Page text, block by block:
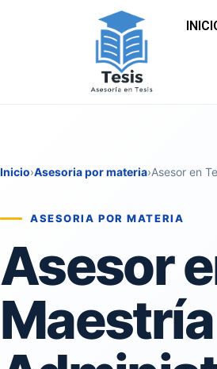
Inicio›Asesoria por materia›Asesor en
ASESORIA POR MATERIA
Asesor